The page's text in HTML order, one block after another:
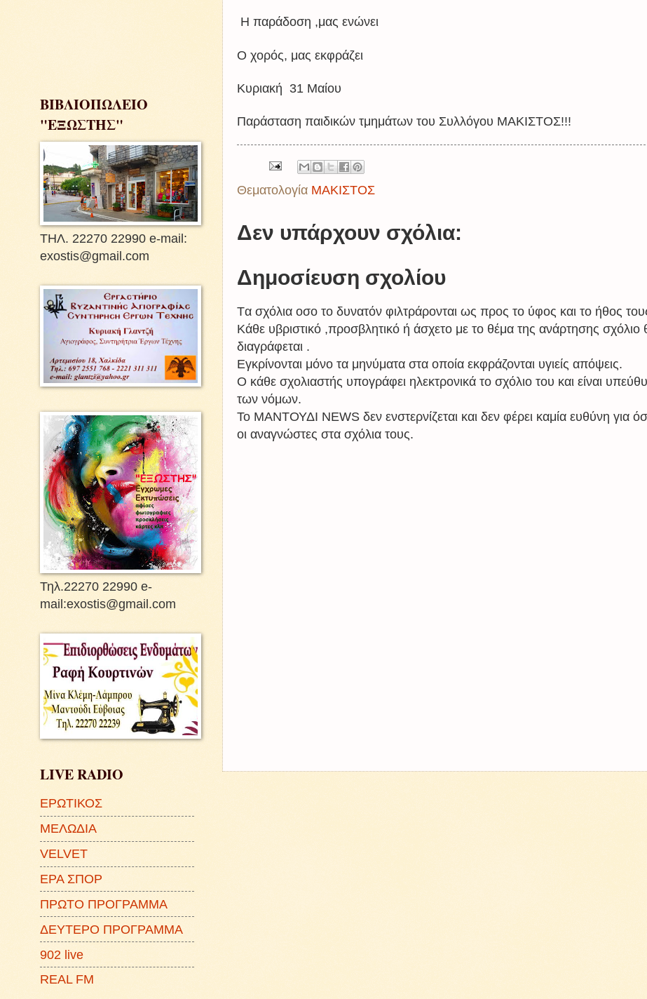
Η παράδοση ,μας ενώνει
Ο χορός, μας εκφράζει
Κυριακή 31 Μαίου
Παράσταση παιδικών τμημάτων του Συλλόγου ΜΑΚΙΣΤΟΣ!!!
Θεματολογία ΜΑΚΙΣΤΟΣ
Δεν υπάρχουν σχόλια:
Δημοσίευση σχολίου
Tα σχόλια οσο το δυνατόν φιλτράρονται ως προς το ύφος και το ήθος
Kάθε υβριστικό ,προσβλητικό ή άσχετο με το θέμα της ανάρτησης σχόλιο
διαγράφεται .
Εγκρίνονται μόνο τα μηνύματα στα οποία εκφράζονται υγιείς απόψεις.
Ο κάθε σχολιαστής υπογράφει ηλεκτρονικά το σχόλιο του και είναι
των νόμων.
Το ΜΑΝΤΟΥΔΙ NEWS δεν ενστερνίζεται και δεν φέρει καμία ευθύνη για
οι αναγνώστες στα σχόλια τους.
ΒΙΒΛΙΟΠΩΛΕΙΟ
"ΕΞΩΣΤΗΣ"
ΤΗΛ. 22270 22990 e-mail:
exostis@gmail.com
Τηλ.22270 22990 e-
mail:exostis@gmail.com
LIVE RADIO
ΕΡΩΤΙΚΟΣ
ΜΕΛΩΔΙΑ
VELVET
ΕΡΑ ΣΠΟΡ
ΠΡΩΤΟ ΠΡΟΓΡΑΜΜΑ
ΔΕΥΤΕΡΟ ΠΡΟΓΡΑΜΜΑ
902 live
REAL FM